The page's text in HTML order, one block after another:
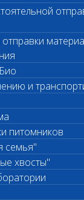
и
питомников
семья"
хвосты"
знак
материалов,
с